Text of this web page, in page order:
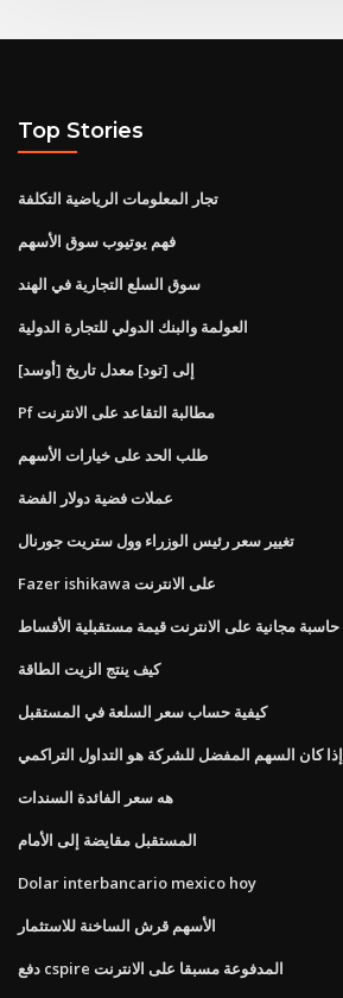
Top Stories
تجار المعلومات الرياضية التكلفة
فهم يوتيوب سوق الأسهم
سوق السلع التجارية في الهند
العولمة والبنك الدولي للتجارة الدولية
[أوسد] إلى [تود] معدل تاريخ
Pf مطالبة التقاعد على الانترنت
طلب الحد على خيارات الأسهم
عملات فضية دولار الفضة
تغيير سعر رئيس الوزراء وول ستريت جورنال
Fazer ishikawa على الانترنت
حاسبة مجانية على الانترنت قيمة مستقبلية الأقساط
كيف ينتج الزيت الطاقة
كيفية حساب سعر السلعة في المستقبل
إذا كان السهم المفضل للشركة هو التداول التراكمي
هه سعر الفائدة السندات
المستقبل مقايضة إلى الأمام
Dolar interbancario mexico hoy
الأسهم قرش الساخنة للاستثمار
دفع cspire المدفوعة مسبقا على الانترنت